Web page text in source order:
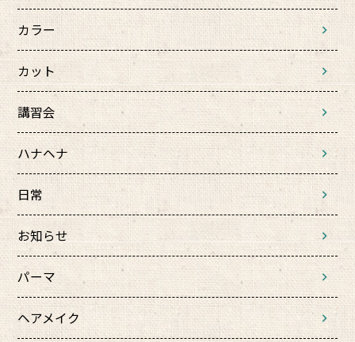
カラー
カット
講習会
ハナヘナ
日常
お知らせ
パーマ
ヘアメイク